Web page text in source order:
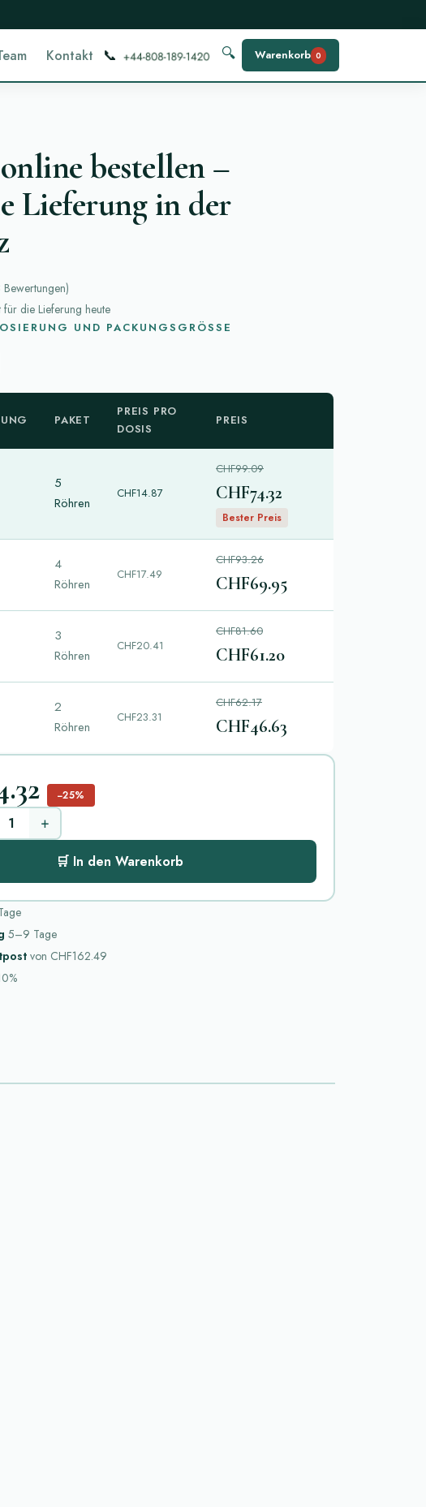
Kontakt 📞 🔍 Warenkorb 0
bestellen –
Lieferung in der
Bewertungen)
die Lieferung heute
UND PACKUNGSGRÖSSE
PAKET
PREIS PRO
DOSIS
PREIS
5
Röhren
CHF14.87
CHF99.09
CHF74.32
Bester Preis
4
Röhren
CHF17.49
CHF93.26
CHF69.95
3
Röhren
CHF20.41
CHF81.60
CHF61.20
2
Röhren
CHF23.31
CHF62.17
CHF46.63
−25%
+
🛒 In den Warenkorb
5–9 Tage
von CHF162.49